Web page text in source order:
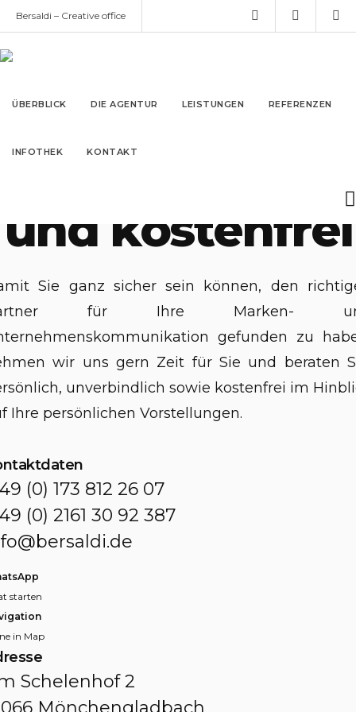
Bersaldi – Creative office
ÜBERBLICK DIE AGENTUR LEISTUNGEN REFERENZEN
IN­FO­THEK KONTAKT
9. März 2020
Unverbindlich
und kostenfrei
Sie ganz sicher sein können, den
für Ihre Marken-
gefunden zu
wir uns gern Zeit für Sie und beraten
unverbindlich sowie kostenfrei im
Ihre persönlichen Vorstellungen.
(0) 173 812 26 07
(0) 2161 30 92 387
starten
in Map
Schelenhof 2
Mönchengladbach